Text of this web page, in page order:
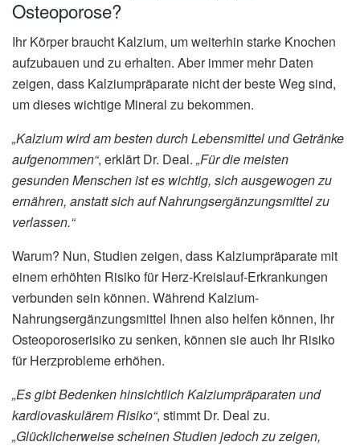
Osteoporose?
Ihr Körper braucht Kalzium, um weiterhin starke Knochen
aufzubauen und zu erhalten. Aber immer mehr Daten
zeigen, dass Kalziumpräparate nicht der beste Weg sind,
um dieses wichtige Mineral zu bekommen.
„Kalzium wird am besten durch Lebensmittel und Getränke
aufgenommen“, erklärt Dr. Deal. „Für die meisten
gesunden Menschen ist es wichtig, sich ausgewogen zu
ernähren, anstatt sich auf Nahrungsergänzungsmittel zu
verlassen.“
Warum? Nun, Studien zeigen, dass Kalziumpräparate mit
einem erhöhten Risiko für Herz-Kreislauf-Erkrankungen
verbunden sein können. Während Kalzium-
Nahrungsergänzungsmittel Ihnen also helfen können, Ihr
Osteoporoserisiko zu senken, können sie auch Ihr Risiko
für Herzprobleme erhöhen.
„Es gibt Bedenken hinsichtlich Kalziumpräparaten und
kardiovaskulärem Risiko“, stimmt Dr. Deal zu.
„Glücklicherweise scheinen Studien jedoch zu zeigen,